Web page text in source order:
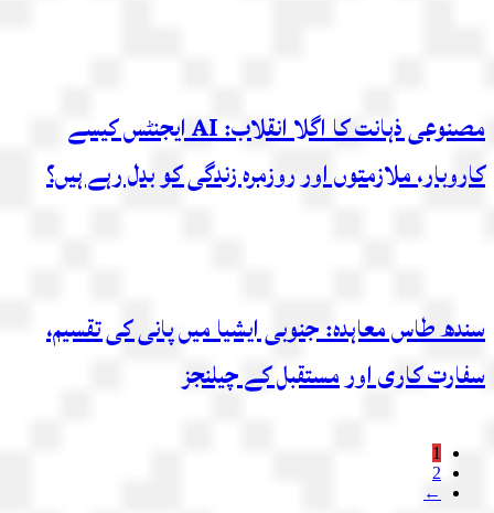
مصنوعی ذہانت کا اگلا انقلاب: AI ایجنٹس کیسے
کاروبار، ملازمتوں اور روزمرہ زندگی کو بدل رہے ہیں؟
سندھ طاس معاہدہ: جنوبی ایشیا میں پانی کی تقسیم،
سفارت کاری اور مستقبل کے چیلنجز
1
2
←